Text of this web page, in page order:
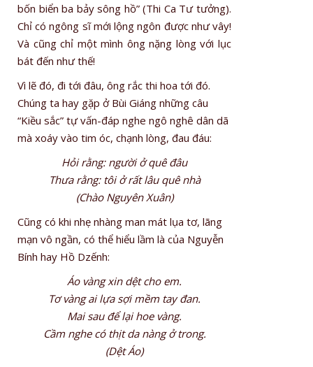
bốn biển ba bảy sông hồ” (Thi Ca Tư tưởng).
Chỉ có ngông sĩ mới lộng ngôn được như vây!
Và cũng chỉ một mình ông nặng lòng với lục
bát đến như thế!
Vì lẽ đó, đi tới đâu, ông rắc thi hoa tới đó.
Chúng ta hay gặp ở Bùi Giáng những câu
“Kiều sắc” tự vấn-đáp nghe ngô nghê dân dã
mà xoáy vào tim óc, chạnh lòng, đau đáu:
Hỏi rằng: người ở quê đâu
Thưa rằng: tôi ở rất lâu quê nhà
(Chào Nguyên Xuân)
Cũng có khi nhẹ nhàng man mát lụa tơ, lãng
mạn vô ngần, có thể hiểu lầm là của Nguyễn
Bính hay Hồ Dzếnh:
Áo vàng xin dệt cho em.
Tơ vàng ai lựa sợi mềm tay đan.
Mai sau để lại hoe vàng.
Cầm nghe có thịt da nàng ở trong.
(Dệt Áo)